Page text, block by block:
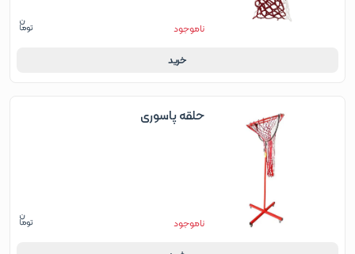
ناموجود
خرید
حلقه پاسوری
ناموجود